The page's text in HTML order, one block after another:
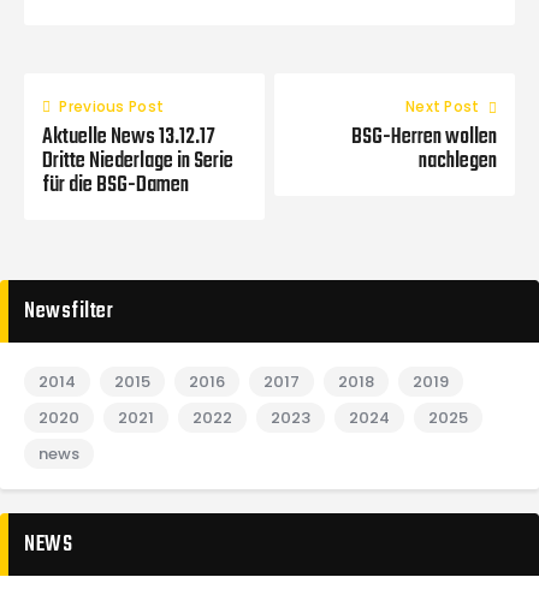
Previous Post
Aktuelle News 13.12.17
Dritte Niederlage in Serie
für die BSG-Damen
Next Post
BSG-Herren wollen
nachlegen
Newsfilter
2014 2015 2016 2017 2018
2019
2020
2021 2022 2023 2024
2025
news
NEWS